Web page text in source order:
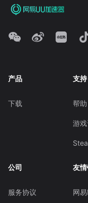
产品
下载
支持
帮助
游
公司
服务协议
友
网